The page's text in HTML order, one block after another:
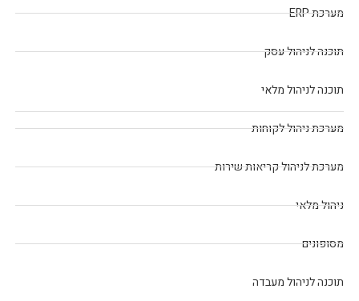
מערכת ERP
תוכנה לניהול עסק
תוכנה לניהול מלאי
מערכת ניהול לקוחות
מערכת לניהול קריאות שירות
ניהול מלאי
מסופונים
תוכנה לניהול מעבדה